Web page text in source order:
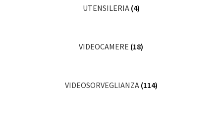
UTENSILERIA (4)
VIDEOCAMERE (18)
VIDEOSORVEGLIANZA (114)